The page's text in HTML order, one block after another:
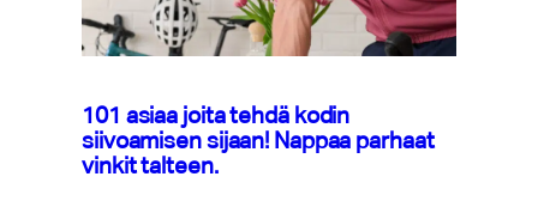
101 asiaa joita tehdä kodin
siivoamisen sijaan! Nappaa parhaat
vinkit talteen.